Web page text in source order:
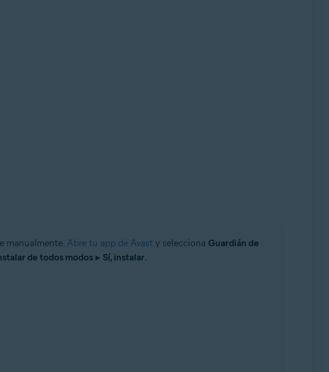
manualmente. Abre tu app de Avast y selecciona Guardián de
de todos modos▸ Sí, instalar.